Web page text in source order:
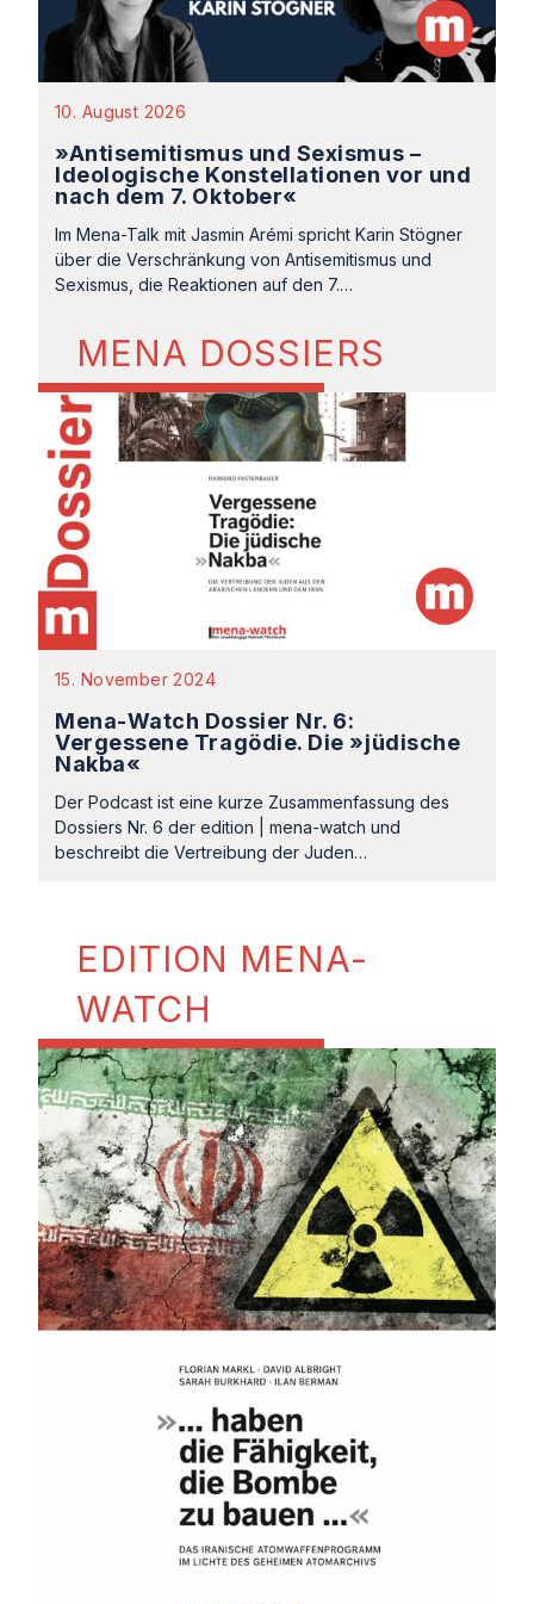
10. August 2026
»Antisemitismus und Sexismus –
Ideologische Konstellationen vor und
nach dem 7. Oktober«
Im Mena-Talk mit Jasmin Arémi spricht Karin Stögner
über die Verschränkung von Antisemitismus und
Sexismus, die Reaktionen auf den 7.…
MENA DOSSIERS
15. November 2024
Mena-Watch Dossier Nr. 6:
Vergessene Tragödie. Die »jüdische
Nakba«
Der Podcast ist eine kurze Zusammenfassung des
Dossiers Nr. 6 der edition | mena-watch und
beschreibt die Vertreibung der Juden…
EDITION MENA-
WATCH